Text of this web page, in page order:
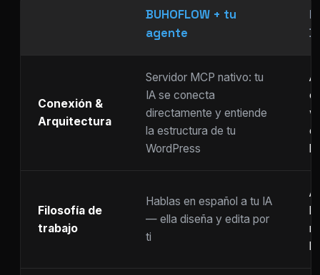
BUHOFLOW + tu
agente
Conexión &
Arquitectura
Servidor MCP nativo: tu
IA se conecta
directamente y entiende
la estructura de tu
WordPress
Filosofía de
trabajo
Hablas en español a tu IA
— ella diseña y edita por
ti